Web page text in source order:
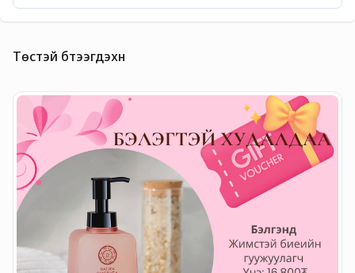
Төстэй бүтээгдэхүүн